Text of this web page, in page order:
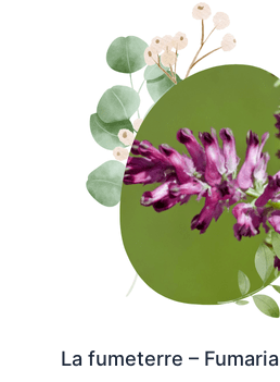
La fumeterre –